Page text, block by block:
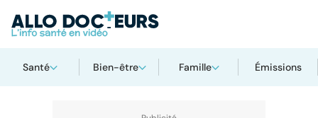
Santé Bien-être Famille Émissions